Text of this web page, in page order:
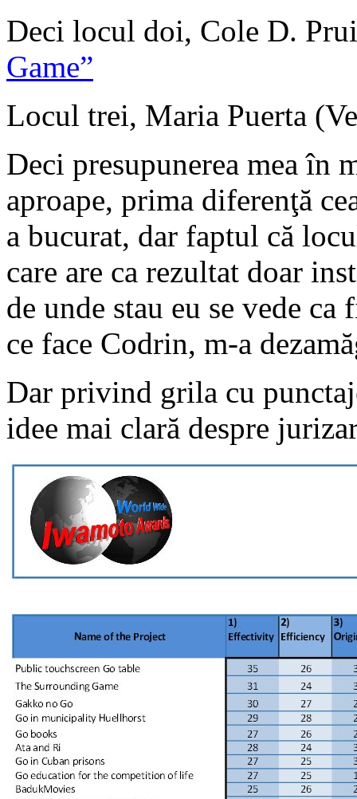
Deci locul doi, Cole D.
Game”
Locul trei, Maria Puerta
Deci presupunerea mea în
aproape, prima diferenţă
a bucurat, dar faptul că
care are ca rezultat doar
de unde stau eu se vede
ce face Codrin, m-a
Dar privind grila cu
idee mai clară despre